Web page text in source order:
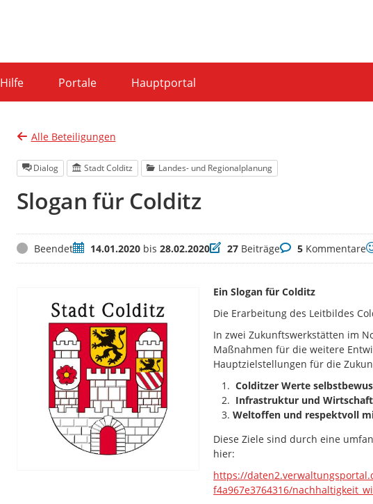
Hilfe Portale Hauptportal
Alle Beteiligungen
Dialog Stadt Colditz Landes- und Regionalplanung
Slogan für Colditz
StatusBeendetZeitraum
14.01.2020bis 28.02.2020Beiträge
27BeiträgeKommentare
5Kommentare
Ein Slogan für Colditz
Die Erarbeitung des Leitbildes
In zwei Zukunftswerkstätten im
Maßnahmen für die weitere
Hauptzielstellungen für die
Colditzer Werte
Infrastruktur und
Weltoffen und respektvoll
Diese Ziele sind durch eine
hier:
https://
f4a967e3764316/